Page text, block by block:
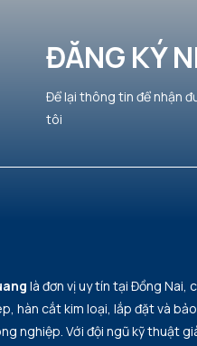
ĐĂNG KÝ
Để lại thông tin để nhận
tôi
là đơn vị uy tín tại Đồng Nai,
hàn cắt kim loại, lắp đặt và
nghiệp. Với đội ngũ kỹ thuật